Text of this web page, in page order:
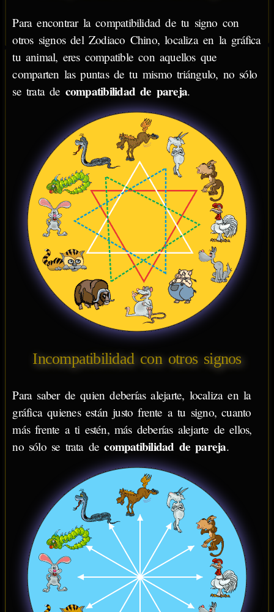
Para encontrar la compatibilidad de tu signo con
otros signos del Zodiaco Chino, localiza en la gráfica
tu animal, eres compatible con aquellos que
comparten las puntas de tu mismo triángulo, no sólo
se trata de compatibilidad de pareja.
Incompatibilidad con otros signos
Para saber de quien deberías alejarte, localiza en la
gráfica quienes están justo frente a tu signo, cuanto
más frente a ti estén, más deberías alejarte de ellos,
no sólo se trata decompatibilidad de pareja.